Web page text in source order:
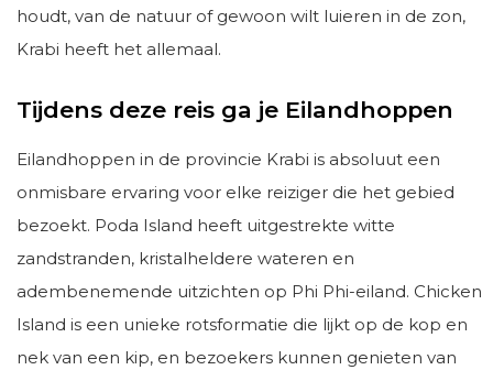
houdt, van de natuur of gewoon wilt luieren in de zon,
Krabi heeft het allemaal.
Tijdens deze reis ga je Eilandhoppen
Eilandhoppen in de provincie Krabi is absoluut een
onmisbare ervaring voor elke reiziger die het gebied
bezoekt. Poda Island heeft uitgestrekte witte
zandstranden, kristalheldere wateren en
adembenemende uitzichten op Phi Phi-eiland. Chicken
Island is een unieke rotsformatie die lijkt op de kop en
nek van een kip, en bezoekers kunnen genieten van